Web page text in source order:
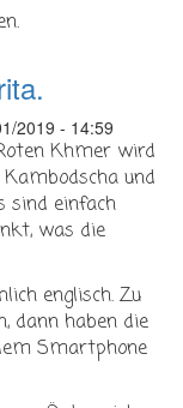
2019 - 14:59
Khmer wird
und
sind einfach
was die
englisch. Zu
dann haben die
Smartphone